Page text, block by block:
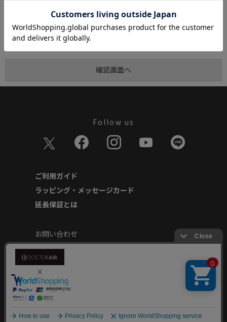
Follow us
ご利用ガイド
ラッピング・メッセージカード
延長保証とは
お問い合わせ
個人情報の取り扱いについて
特定商取引に基づく表記
商品延長保証規約
安心してご使用いただくために
Copyright © Dream Factory Inc. All rights reserved.